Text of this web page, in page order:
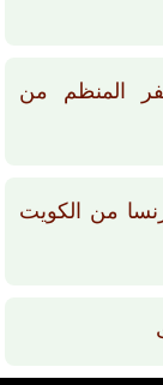
المنظم من
من الكويت